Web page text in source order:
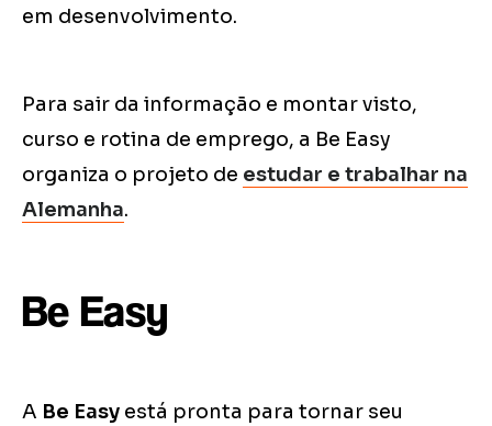
em desenvolvimento.
Para sair da informação e montar visto,
curso e rotina de emprego, a Be Easy
organiza o projeto de estudar e trabalhar na
Alemanha.
Be Easy
A Be Easy está pronta para tornar seu